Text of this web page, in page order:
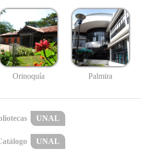
Orinoquía Palmira
UNAL
UNAL